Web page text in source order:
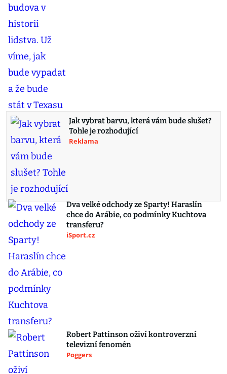
Jak vybrat barvu, která vám bude slušet?
Tohle je rozhodující
Reklama
Dva velké odchody ze Sparty! Haraslín
chce do Arábie, co podmínky Kuchtova
transferu?
iSport.cz
Robert Pattinson oživí kontroverzní
televizní fenomén
Poggers